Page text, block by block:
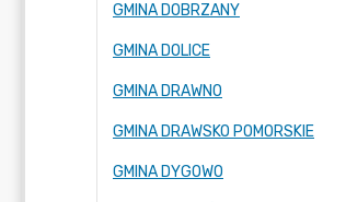
GMINA DOBRZANY
GMINA DOLICE
GMINA DRAWNO
GMINA DRAWSKO POMORSKIE
GMINA DYGOWO